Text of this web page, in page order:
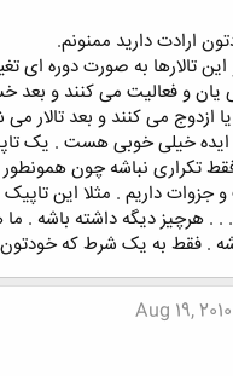
ارادت دارید ممنونم.
تالارها به صورت دوره ای
و فعالیت می کنند و بعد
ازدوج می کنند و بعد تالار
ایده خیلی خوبی هست . یک
تکراری نباشه چون همونطور
جزوات داریم . مثلا این
. هرچیز دیگه داشته باشه .
. فقط به یک شرط که
Aug 19, 2010